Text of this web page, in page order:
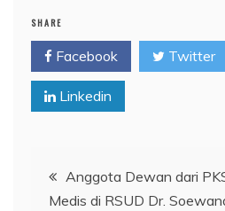
SHARE
Facebook Twitter
Linkedin
Navigasi
Anggota Dewan dari
Medis di RSUD Dr.